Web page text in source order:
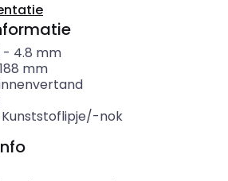
- 4.8 mm
188 mm
Kunststoflipje/-nok